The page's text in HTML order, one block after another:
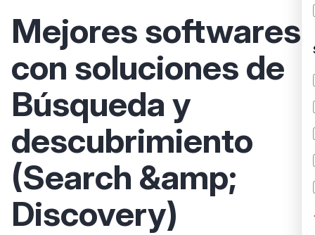
Mejores softwares
con soluciones de
Búsqueda y
descubrimiento
(Search &amp;
Discovery)